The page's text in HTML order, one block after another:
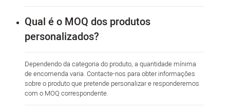
Qual é o MOQ dos produtos
personalizados?
Dependendo da categoria do produto, a quantidade mínima
de encomenda varia. Contacte-nos para obter informações
sobre o produto que pretende personalizar e responderemos
com o MOQ correspondente.